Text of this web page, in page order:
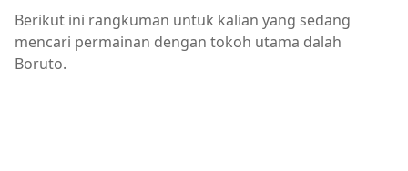
Berikut ini rangkuman untuk kalian yang sedang
mencari permainan dengan tokoh utama dalah
Boruto.